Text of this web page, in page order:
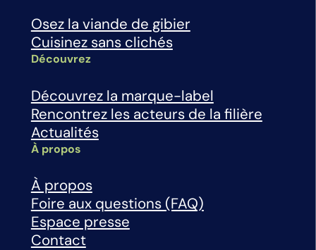
Osez la viande de gibier
Cuisinez sans clichés
Découvrez
Découvrez la marque-label
Rencontrez les acteurs de la filière
Actualités
À propos
À propos
Foire aux questions (FAQ)
Espace presse
Contact